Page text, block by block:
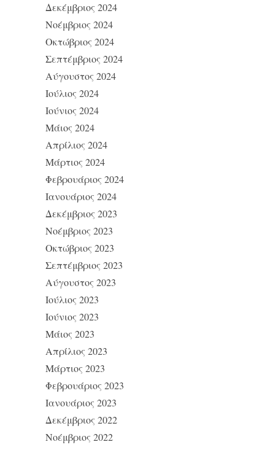
Δεκέμβριος 2024
Νοέμβριος 2024
Οκτώβριος 2024
Σεπτέμβριος 2024
Αύγουστος 2024
Ιούλιος 2024
Ιούνιος 2024
Μάιος 2024
Απρίλιος 2024
Μάρτιος 2024
Φεβρουάριος 2024
Ιανουάριος 2024
Δεκέμβριος 2023
Νοέμβριος 2023
Οκτώβριος 2023
Σεπτέμβριος 2023
Αύγουστος 2023
Ιούλιος 2023
Ιούνιος 2023
Μάιος 2023
Απρίλιος 2023
Μάρτιος 2023
Φεβρουάριος 2023
Ιανουάριος 2023
Δεκέμβριος 2022
Νοέμβριος 2022